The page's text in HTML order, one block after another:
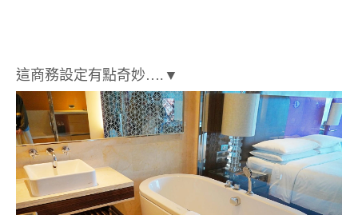
這商務設定有點奇妙….▼